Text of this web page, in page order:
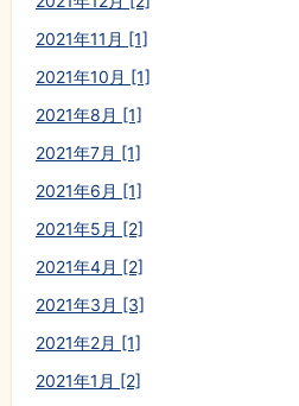
2021年11月 [1]
2021年10月 [1]
2021年8月 [1]
2021年7月 [1]
2021年6月 [1]
2021年5月 [2]
2021年4月 [2]
2021年3月 [3]
2021年2月 [1]
2021年1月 [2]